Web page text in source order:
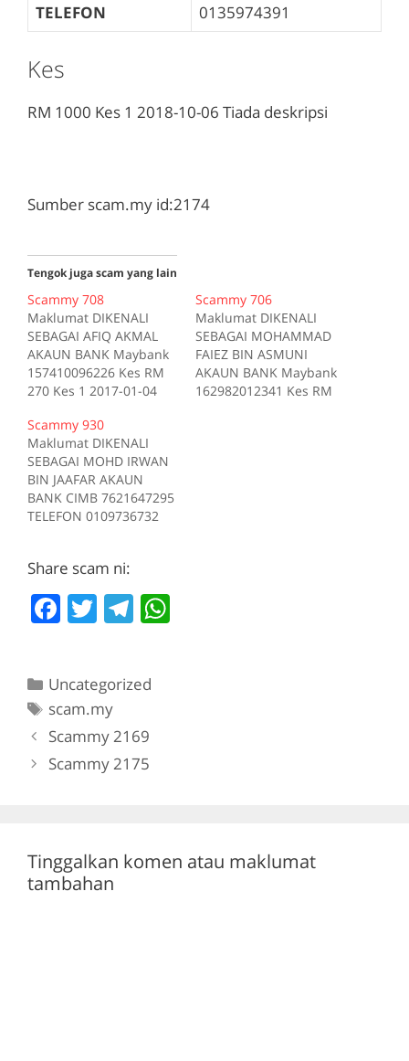
TELEFON
0135974391
Kes
RM 1000 Kes 1 2018-10-06 Tiada deskripsi
Sumber scam.my id:2174
Tengok juga scam yang lain
Scammy 708
Maklumat DIKENALI
SEBAGAI AFIQ AKMAL
AKAUN BANK Maybank
157410096226 Kes RM
270 Kes 1 2017-01-04
Sumber scam.my id:708
Scammy 706
Maklumat DIKENALI
SEBAGAI MOHAMMAD
FAIEZ BIN ASMUNI
AKAUN BANK Maybank
162982012341 Kes RM
Scammy 930
Maklumat DIKENALI
SEBAGAI MOHD IRWAN
BIN JAAFAR AKAUN
BANK CIMB 7621647295
TELEFON 0109736732
deskripsi Sumber
Share scam ni:
F
a
e
b
o
o
T
w
er
T
el
gr
a
m
Categories
Uncategorized
Tags
scam.my
Scammy 2169
Scammy 2175
Tinggalkan komen atau maklumat
tambahan